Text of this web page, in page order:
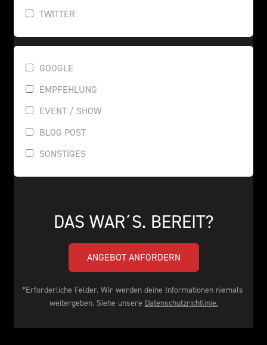
TWITTER
GOOGLE
EMPFEHLUNG
EVENT / SHOW
BLOG POST
SONSTIGES
DAS WAR´S. BEREIT?
ANGEBOT ANFORDERN
*Erforderliche Felder. Wir werden deine Informationen niemals
weitergeben. Siehe unsere Datenschutzrichtlinie.